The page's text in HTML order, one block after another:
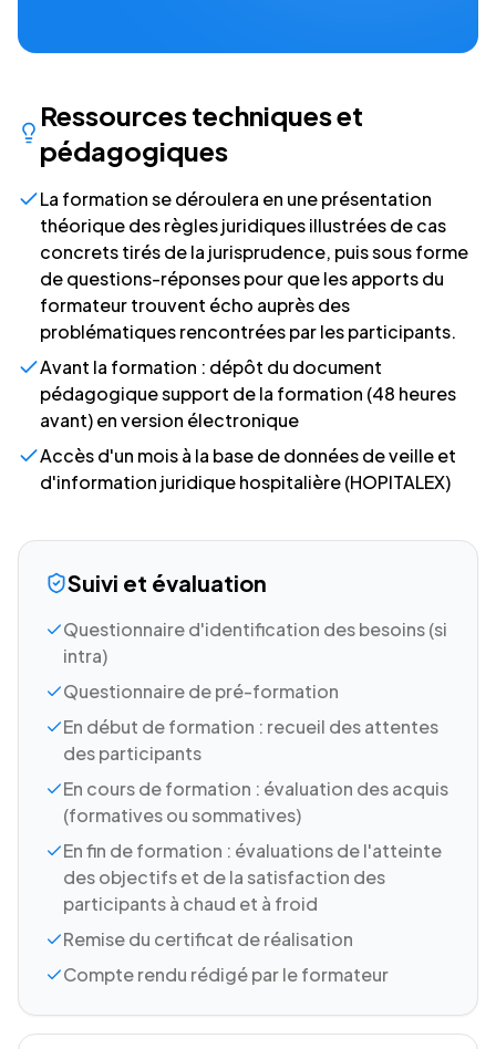
Ressources techniques et
pédagogiques
La formation se déroulera en une présentation
théorique des règles juridiques illustrées de cas
concrets tirés de la jurisprudence, puis sous forme
de questions-réponses pour que les apports du
formateur trouvent écho auprès des
problématiques rencontrées par les participants.
Avant la formation : dépôt du document
pédagogique support de la formation (48 heures
avant) en version électronique
Accès d'un mois à la base de données de veille et
d'information juridique hospitalière (HOPITALEX)
Suivi et évaluation
Questionnaire d'identification des besoins (si
intra)
Questionnaire de pré-formation
En début de formation : recueil des attentes
des participants
En cours de formation : évaluation des acquis
(formatives ou sommatives)
En fin de formation : évaluations de l'atteinte
des objectifs et de la satisfaction des
participants à chaud et à froid
Remise du certificat de réalisation
Compte rendu rédigé par le formateur